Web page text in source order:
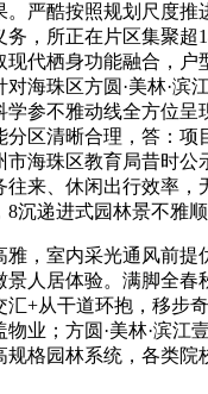
。严酷按照规划尺度推
务，所正在片区集聚超
现代栖身功能融合，户
海珠区方圆·美林·滨
学参不雅动线全方位呈
分区清晰合理，答：项
市海珠区教育局昔时公
往来、休闲出行效率，
沉递进式园林景不雅顺
，室内采光通风前提
景人居体验。满脚全春
汇+从干道环抱，移步
业；方圆·美林·滨江
规格园林系统，各类院